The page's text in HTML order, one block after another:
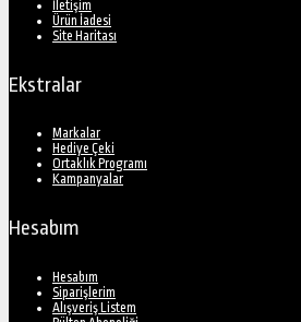
İletişim
Ürün İadesi
Site Haritası
Ekstralar
Markalar
Hediye Çeki
Ortaklık Programı
Kampanyalar
Hesabım
Hesabım
Siparişlerim
Alışveriş Listem